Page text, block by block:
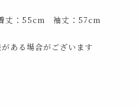
丈：55cm 袖丈：57cm
ある場合がございます